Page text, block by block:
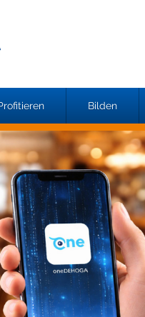
Bilden